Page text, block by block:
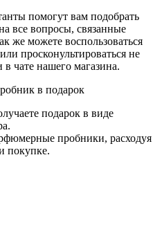
помогут вам подобрать
все вопросы, связанные
же можете воспользоваться
просконультироваться не
в чате нашего магазина.
в подарок
подарок в виде
пробники, расходуя
покупке.